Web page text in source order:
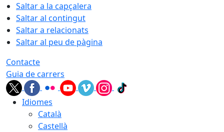
Saltar a la capçalera
Saltar al contingut
Saltar a relacionats
Saltar al peu de pàgina
Contacte
Guia de carrers
Idiomes
Català
Castellà